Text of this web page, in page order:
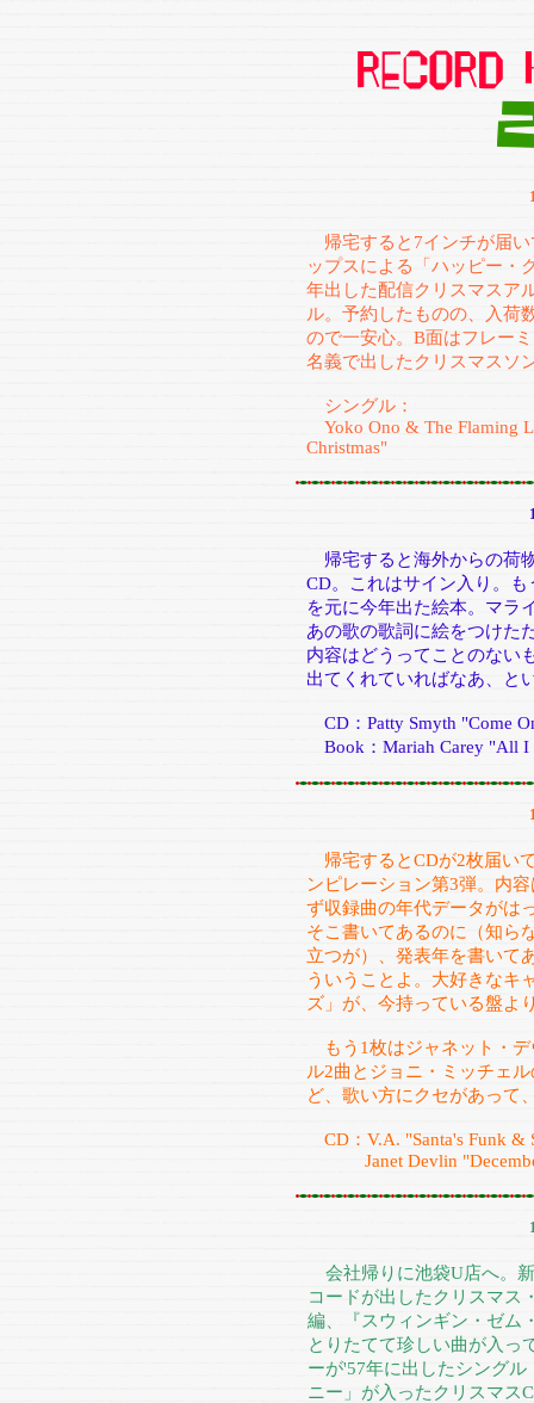
帰宅すると7インチが届
ップスによる「ハッピー・
年出した配信クリスマスア
ル。予約したものの、入荷
ので一安心。B面はフレー
名義で出したクリスマスソ
シングル：
Yoko Ono & The Flaming
Christmas"
帰宅すると海外からの荷
CD。これはサイン入り。
を元に今年出た絵本。マラ
あの歌の歌詞に絵をつけた
内容はどうってことのない
出てくれていればなあ、と
CD：Patty Smyth "Come
Book：Mariah Carey "All I
帰宅するとCDが2枚届い
ンピレーション第3弾。内
ず収録曲の年代データがは
そこ書いてあるのに（知ら
立つが）、発表年を書いて
ういうことよ。大好きなキ
ズ」が、今持っている盤よ
もう1枚はジャネット・デ
ル2曲とジョニ・ミッチェ
ど、歌い方にクセがあって
CD：V.A. "Santa's Funk &
Janet Devlin
会社帰りに池袋U店へ。
コードが出したクリスマス
編、『スウィンギン・ゼム
とりたてて珍しい曲が入っ
ーが'57年に出したシング
ニー」が入ったクリスマス